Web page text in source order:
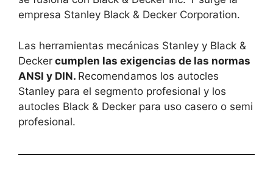
empresa Stanley Black & Decker Corporation.
Las herramientas mecánicas Stanley y Black &
Decker cumplen las exigencias de las normas
ANSI y DIN. Recomendamos los autocles
Stanley para el segmento profesional y los
autocles Black & Decker para uso casero o semi
profesional.